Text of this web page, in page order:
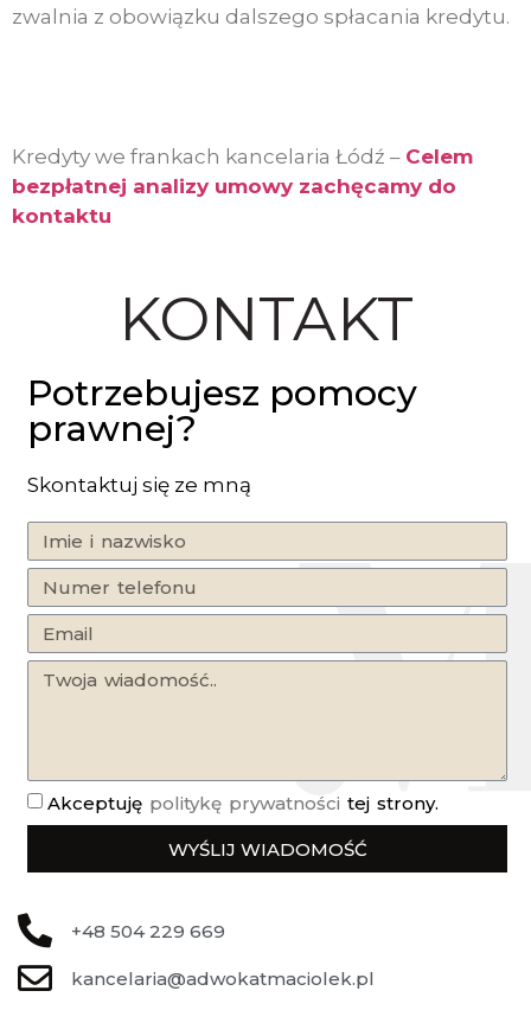
zwalnia z obowiązku dalszego spłacania kredytu.
Kredyty we frankach kancelaria Łódź – Celem
bezpłatnej analizy umowy zachęcamy do
kontaktu
KONTAKT
Potrzebujesz pomocy
prawnej?
Skontaktuj się ze mną
Akceptuję politykę prywatności tej strony.
WYŚLIJ WIADOMOŚĆ
+48 504 229 669
kancelaria@adwokatmaciolek.pl